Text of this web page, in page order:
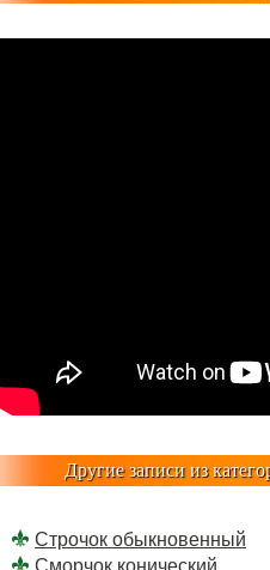
Другие записи из
Строчок обыкновенный
Сморчок конический